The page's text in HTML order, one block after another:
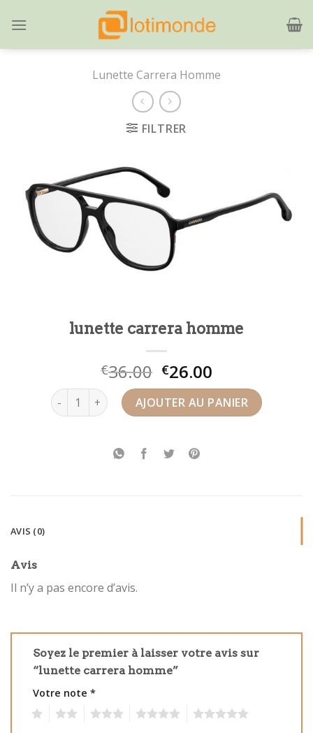
Lunette Carrera Homme
FILTRER
lunette carrera homme
€36.00 €26.00
quantité de lunette carrera homme
AJOUTER AU PANIER
AVIS (0)
Avis
Il n’y a pas encore d’avis.
Soyez le premier à laisser votre avis sur
“lunette carrera homme”
Votre note *